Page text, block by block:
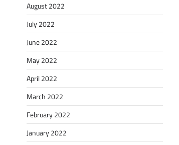
August 2022
July 2022
June 2022
May 2022
April 2022
March 2022
February 2022
January 2022